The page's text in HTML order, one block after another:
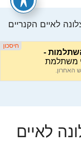
לאיים הקנריים
לאיים